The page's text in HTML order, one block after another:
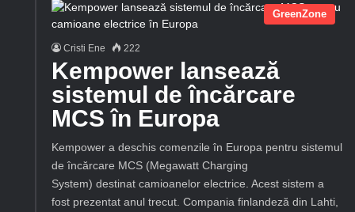
GreenZone
Cristi Ene 222
Kempower lansează
sistemul de încărcare
MCS în Europa
Kempower a deschis comenzile în Europa pentru sistemul
de încărcare MCS (Megawatt Charging
System) destinat camioanelor electrice. Acest sistem a
fost prezentat anul trecut. Compania finlandeză din Lahti,